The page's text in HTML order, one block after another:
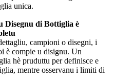
unica.
Disegnu di Bottiglia è
campioni o disegni, i
è compie u disignu. Un
hè pruduttu per definisce e
mentre osservanu i limiti di